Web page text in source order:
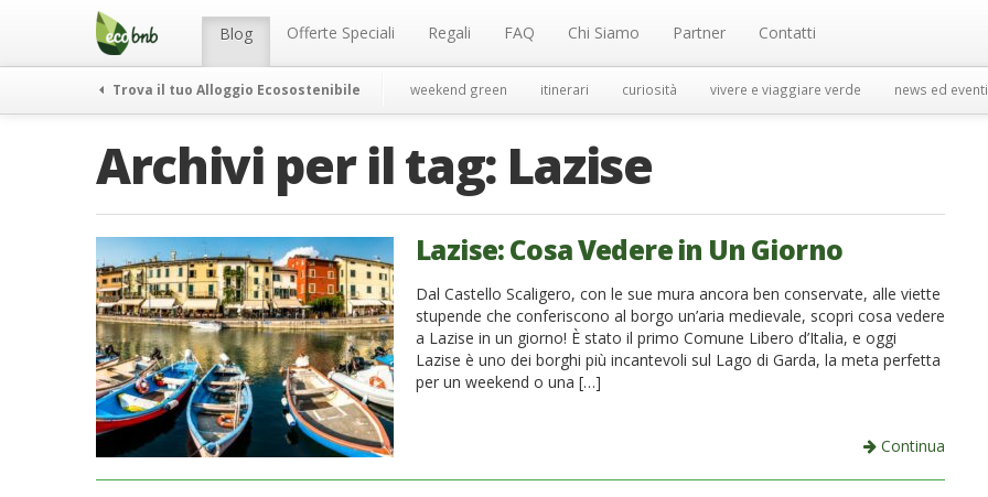
Menu Blog Offerte Speciali Regali FAQ Chi Siamo Partner Contatti
Trova il tuo Alloggio Ecosostenibile weekend green itinerari curiosità vivere e viaggiare verde news ed eventi
Archivi per il tag: Lazise
Lazise: Cosa Vedere in Un Giorno
Dal Castello Scaligero, con le sue mura ancora ben conservate, alle viette
stupende che conferiscono al borgo un’aria medievale, scopri cosa vedere
a Lazise in un giorno! È stato il primo Comune Libero d’Italia, e oggi
Lazise è uno dei borghi più incantevoli sul Lago di Garda, la meta perfetta
per un weekend o una […]
Continua